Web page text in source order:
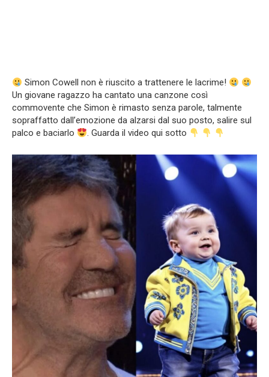
Simon Cowell non è riuscito a trattenere le lacrime!
Un giovane ragazzo ha cantato una canzone così
commovente che Simon è rimasto senza parole, talmente
sopraffatto dall’emozione da alzarsi dal suo posto, salire sul
palco e baciarlo
. Guarda il video qui sotto